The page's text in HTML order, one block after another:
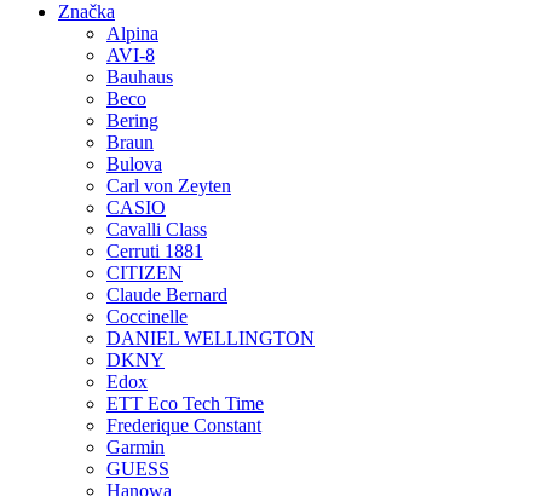
Značka
Alpina
AVI-8
Bauhaus
Beco
Bering
Braun
Bulova
Carl von Zeyten
CASIO
Cavalli Class
Cerruti 1881
CITIZEN
Claude Bernard
Coccinelle
DANIEL WELLINGTON
DKNY
Edox
ETT Eco Tech Time
Frederique Constant
Garmin
GUESS
Hanowa